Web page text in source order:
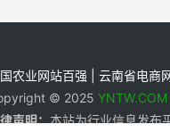
农业网站百强 | 云南省电商
© 2025 YNTW.COM
声明：本站为行业信息发布